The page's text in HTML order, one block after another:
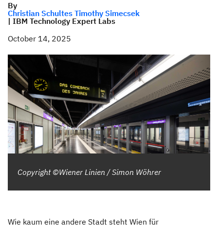
By
Christian Schultes Timothy Simecsek
| IBM Technology Expert Labs
October 14, 2025
Copyright ©Wiener Linien / Simon Wöhrer
Wie kaum eine andere Stadt steht Wien für